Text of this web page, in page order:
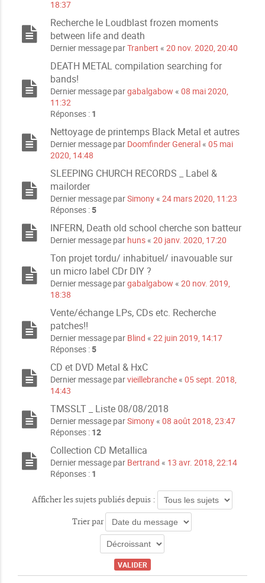
18:37
Recherche le Loudblast frozen moments
between life and death
Dernier message parTranbert « 20 nov. 2020, 20:40
DEATH METAL compilation searching for
bands!
Dernier message pargabalgabow « 08 mai 2020,
11:32
Réponses : 1
Nettoyage de printemps Black Metal et autres
Dernier message par Doomfinder General « 05 mai
2020, 14:48
SLEEPING CHURCH RECORDS _ Label &
mailorder
Dernier message parSimony « 24 mars 2020, 11:23
Réponses :5
INFERN, Death old school cherche son batteur
Dernier message par huns « 20 janv. 2020, 17:20
Ton projet tordu/ inhabituel/ inavouable sur
un micro label CDr DIY ?
Dernier message pargabalgabow « 20 nov. 2019,
18:38
Vente/échange LPs, CDs etc. Recherche
patches!!
Dernier message par Blind « 22 juin 2019, 14:17
Réponses :5
CD et DVD Metal & HxC
Dernier message parvieillebranche « 05 sept. 2018,
14:43
TMSSLT _ Liste 08/08/2018
Dernier message parSimony « 08 août 2018, 23:47
Réponses : 12
Collection CD Metallica
Dernier message par Bertrand « 13 avr. 2018, 22:14
Réponses : 1
Afficher les sujets publiés depuis :
Trier par